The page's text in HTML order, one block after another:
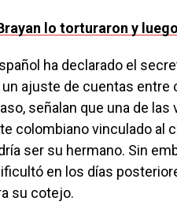
lo torturaron y
ha declarado el
un ajuste de cuentas
señalan que una de
colombiano vinculado al
ser su hermano. Sin
en los días
su cotejo.